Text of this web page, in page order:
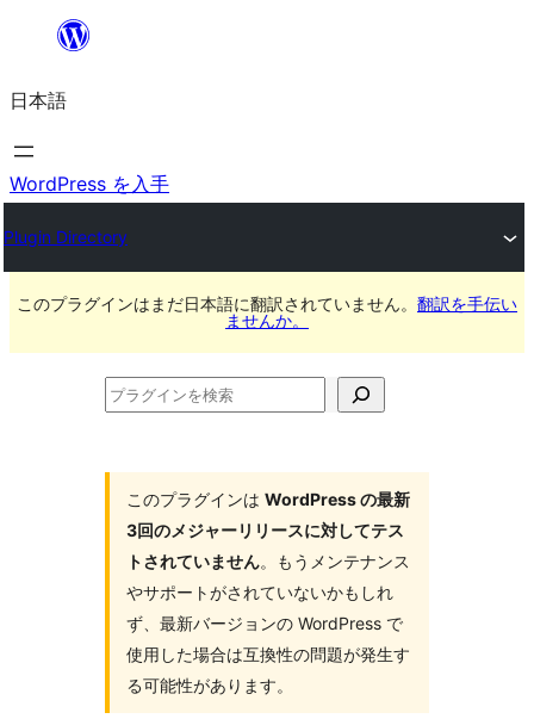
を
ス
キ
プ
日本語
WordPress を入手
Plugin Directory
このプラグインはまだ日本語に翻訳されていません。 翻訳を手伝い
ませんか。
プ
このプラグインは WordPress の最新
3回のメジャーリリースに対してテス
トされていません。もうメンテナンス
やサポートがされていないかもしれ
ず、最新バージョンの WordPress で
使用した場合は互換性の問題が発生す
る可能性があります。